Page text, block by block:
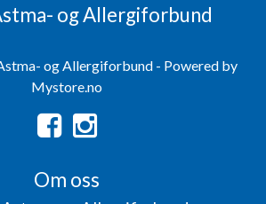
og Allergiforbund
og Allergiforbund - Powered by
Mystore.no
Om oss